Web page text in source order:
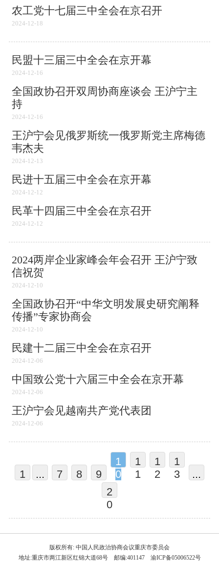
农工党十七届三中全会在京召开
2024-12-18
民盟十三届三中全会在京开幕
2024-12-16
全国政协召开双周协商座谈会 王沪宁主
持
2024-12-16
王沪宁会见俄罗斯统一俄罗斯党主席梅德
韦杰夫
2024-12-13
民进十五届三中全会在京开幕
2024-12-12
民革十四届三中全会在京召开
2024-12-12
2024两岸企业家峰会年会召开 王沪宁致
信祝贺
2024-12-10
全国政协召开“中华文明发展史研究阐释
传播”专家协商会
2024-12-10
民建十二届三中全会在京召开
2024-12-06
中国致公党十六届三中全会在京开幕
2024-12-06
王沪宁会见越南共产党代表团
2024-12-06
1 ... 7 8 9
1
0
1
1
1
2
1
3
...
2
0
版权所有: 中国人民政治协商会议重庆市委员会
地址:重庆市两江新区红锦大道68号 邮编:401147 渝ICP备05006522号